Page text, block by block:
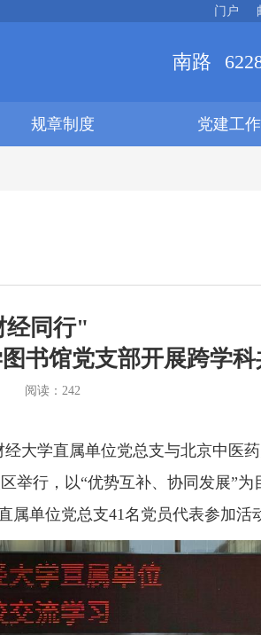
门户
南路
规章制度 党建工作
经同行"
书馆党支部开展跨学科
阅读： 242
大学直属单位党总支与北京中医
举行，以“优势互补、协同发展”为
单位党总支41名党员代表参加活